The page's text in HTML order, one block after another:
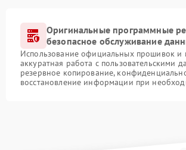
Оригинальные программные
безопасное обслуживание
Использование официальных прошивок и
аккуратная работа с пользовательскими
резервное копирование,
восстановление информации при